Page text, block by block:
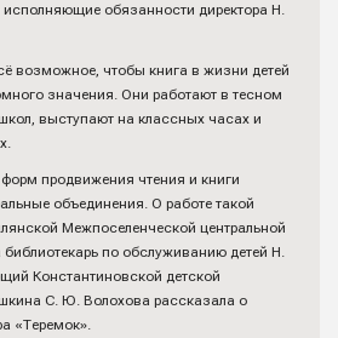
исполняющие обязанности директора Н.
возможное, чтобы книга в жизни детей
значения. Они работают в тесном
выступают на классных часах и
продвижения чтения и книги
объединения. О работе такой
Межпоселенческой центральной
библиотекарь по обслуживанию детей Н.
Константиновской детской
С. Ю. Волохова рассказала о
«Теремок».